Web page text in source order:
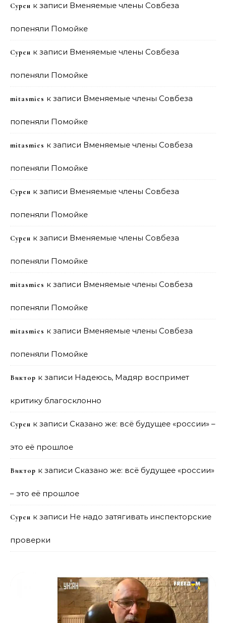
Сурен к записи Вменяемые члены Совбеза
попеняли Помойке
Сурен к записи Вменяемые члены Совбеза
попеняли Помойке
mitasmies к записи Вменяемые члены Совбеза
попеняли Помойке
mitasmies к записи Вменяемые члены Совбеза
попеняли Помойке
Сурен к записи Вменяемые члены Совбеза
попеняли Помойке
Сурен к записи Вменяемые члены Совбеза
попеняли Помойке
mitasmies к записи Вменяемые члены Совбеза
попеняли Помойке
mitasmies к записи Вменяемые члены Совбеза
попеняли Помойке
Виктор к записи Надеюсь, Мадяр воспримет
критику благосклонно
Сурен к записи Сказано же: всё будущее «россии» –
это её прошлое
Виктор к записи Сказано же: всё будущее «россии»
– это её прошлое
Сурен к записи Не надо затягивать инспекторские
проверки